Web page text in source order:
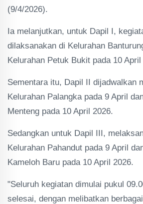
(9/4/2026).
Ia melanjutkan, untuk Dapil I,
dilaksanakan di Kelurahan
Kelurahan Petuk Bukit pada 10 April
Sementara itu, Dapil II dijadwalkan
Kelurahan Palangka pada 9 April
Menteng pada 10 April 2026.
Sedangkan untuk Dapil III,
Kelurahan Pahandut pada 9 April
Kameloh Baru pada 10 April 2026.
"Seluruh kegiatan dimulai pukul
selesai, dengan melibatkan